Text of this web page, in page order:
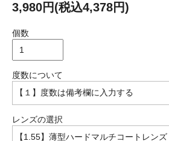
3,980円(税込4,378円)
個数
度数について
レンズの選択